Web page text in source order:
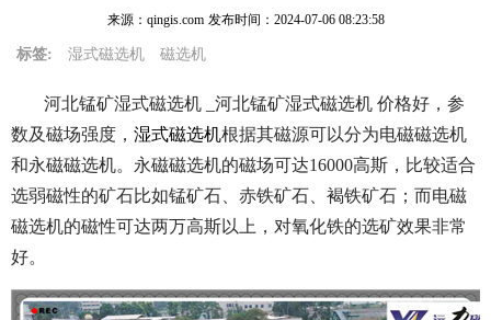
来源：qingis.com 发布时间： 2024-07-06 08:23:58
标签: 湿式磁选机 磁选机
河北锰矿湿式磁选机 _河北锰矿湿式磁选机 价格好，参
数及磁场强度， 湿式磁选机根据其磁源可以分为电磁磁选机
和永磁磁选机。永磁磁选机的磁场可达16000高斯，比较适合
选弱磁性的矿石比如锰矿石、赤铁矿石、褐铁矿石；而电磁
磁选机的磁性可达两万高斯以上，对氧化铁的选矿效果非常
好。